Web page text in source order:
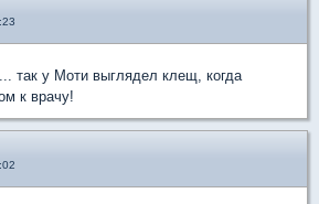
так у Моти выглядел клещ, когда
к врачу!